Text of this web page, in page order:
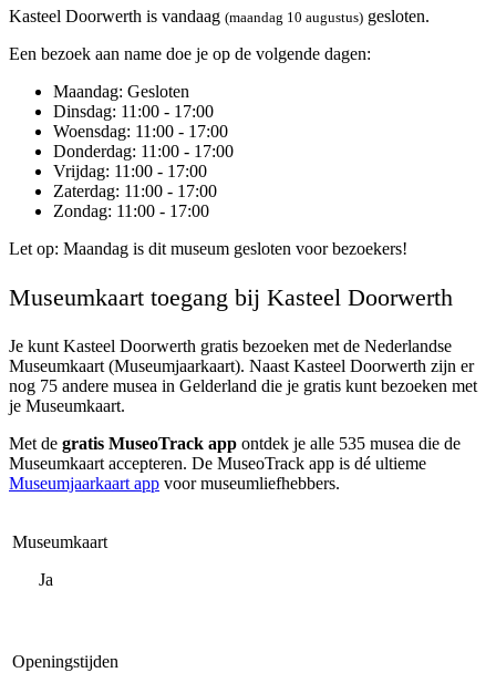
Kasteel Doorwerth is vandaag (maandag 10 augustus) gesloten.
Een bezoek aan name doe je op de volgende dagen:
Maandag: Gesloten
Dinsdag: 11:00 - 17:00
Woensdag: 11:00 - 17:00
Donderdag: 11:00 - 17:00
Vrijdag: 11:00 - 17:00
Zaterdag: 11:00 - 17:00
Zondag: 11:00 - 17:00
Let op: Maandag is dit museum gesloten voor bezoekers!
Museumkaart toegang bij Kasteel Doorwerth
Je kunt Kasteel Doorwerth gratis bezoeken met de Nederlandse
Museumkaart (Museumjaarkaart). Naast Kasteel Doorwerth zijn er
nog 75 andere musea in Gelderland die je gratis kunt bezoeken met
je Museumkaart.
Met de gratis MuseoTrack app ontdek je alle 535 musea die de
Museumkaart accepteren. De MuseoTrack app is dé ultieme
Museumjaarkaart app voor museumliefhebbers.
Museumkaart
Ja
Openingstijden